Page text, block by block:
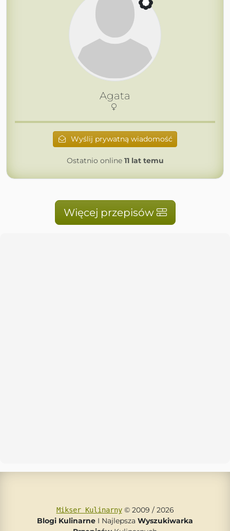
Agata
Wyślij prywatną wiadomość
Ostatnio online 11 lat temu
Więcej przepisów
Mikser Kulinarny© 2009 / 2026
Blogi Kulinarne I Najlepsza Wyszukiwarka